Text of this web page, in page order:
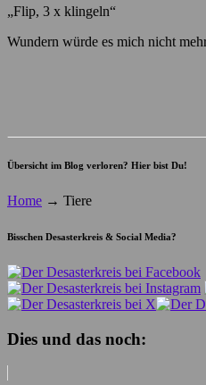
„Flip, 3 x klingeln“
Wundern würde es mich nicht
Übersicht im Blog verloren? Hier bist Du!
Home → Tiere
Bisschen Desasterkreis & Social Media?
Dies und das noch: